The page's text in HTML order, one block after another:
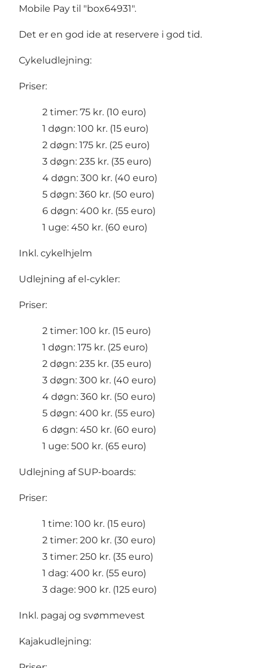
Mobile Pay til "box64931".
Det er en god ide at reservere i god tid.
Cykeludlejning:
Priser:
2 timer: 75 kr. (10 euro)
1 døgn: 100 kr. (15 euro)
2 døgn: 175 kr. (25 euro)
3 døgn: 235 kr. (35 euro)
4 døgn: 300 kr. (40 euro)
5 døgn: 360 kr. (50 euro)
6 døgn: 400 kr. (55 euro)
1 uge: 450 kr. (60 euro)
Inkl. cykelhjelm
Udlejning af el-cykler:
Priser:
2 timer: 100 kr. (15 euro)
1 døgn: 175 kr. (25 euro)
2 døgn: 235 kr. (35 euro)
3 døgn: 300 kr. (40 euro)
4 døgn: 360 kr. (50 euro)
5 døgn: 400 kr. (55 euro)
6 døgn: 450 kr. (60 euro)
1 uge: 500 kr. (65 euro)
Udlejning af SUP-boards:
Priser:
1 time: 100 kr. (15 euro)
2 timer: 200 kr. (30 euro)
3 timer: 250 kr. (35 euro)
1 dag: 400 kr. (55 euro)
3 dage: 900 kr. (125 euro)
Inkl. pagaj og svømmevest
Kajakudlejning: